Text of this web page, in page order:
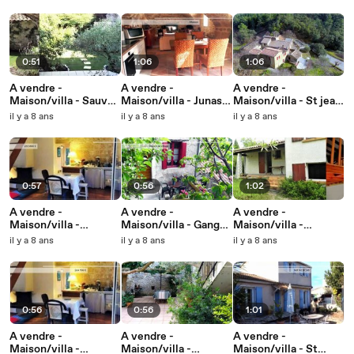
0:51
A vendre -
Maison/villa - Sauve
(30610) - 4 pièces -
il y a 8 ans
0:57
A vendre -
Maison/villa -
Congenies (30111) - 4
il y a 8 ans
0:56
A vendre -
Maison/villa -
1:06
A vendre -
Maison/villa - Junas
(30250) - 3 pièces -
il y a 8 ans
0:56
A vendre -
Maison/villa - Ganges
(34190) - 5 pièces -
il y a 8 ans
0:56
A vendre -
Maison/villa -
1:06
A vendre -
Maison/villa - St jean
du gard (30270) - 7
il y a 8 ans
1:02
A vendre -
Maison/villa -
Villevieille (30250) -
il y a 8 ans
1:01
A vendre -
Maison/villa - St